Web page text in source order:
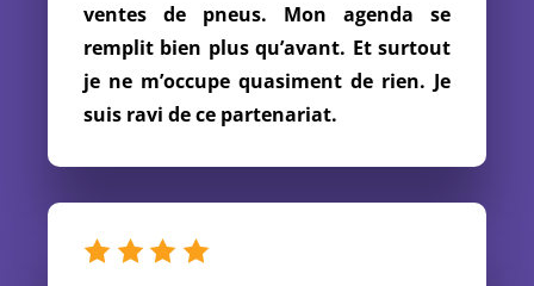
ventes de pneus. Mon agenda se
remplit bien plus qu’avant. Et surtout
je ne m’occupe quasiment de rien. Je
suis ravi de ce partenariat.